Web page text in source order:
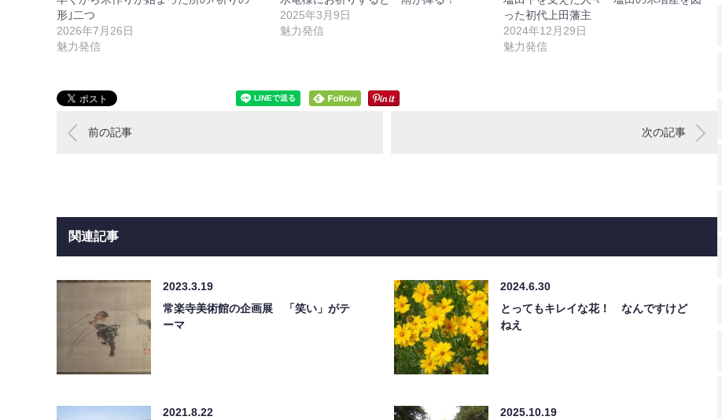
形｣二つ
2026年7月26日
魅力発信
2025年3月9日
魅力発信
った初代上田藩主
2024年12月29日
魅力発信
前の記事 次の記事
関連記事
2023.3.19
常楽寺美術館の企画展 「笑い」がテ
ーマ
2024.6.30
とってもキレイな花！ なんですけど
ねえ
2021.8.22
2025.10.19